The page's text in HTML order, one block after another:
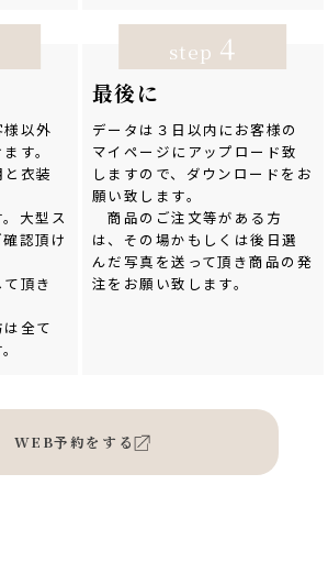
以外
す。
衣装
大型ス
認頂け
頂き
全て
最後に
データは３日以内にお客様の
マイページにアップロード致
しますので、ダウンロードをお
願い致します。
商品のご注文等がある方
は、その場かもしくは後日選
んだ写真を送って頂き商品の発
注をお願い致します。
step 4
WEB予約をする